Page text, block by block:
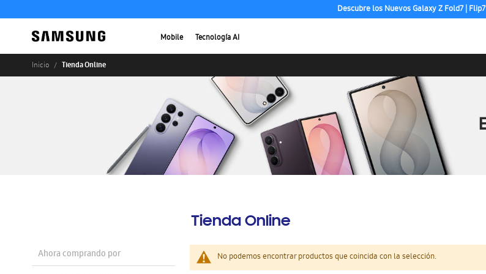
Descubre los Nuevos Galaxy Z Fold7 | Flip7
Mobile Tecnología AI
Inicio Tienda Online
Tienda Online
No podemos encontrar productos que coincida con la selección.
Ahora comprando por